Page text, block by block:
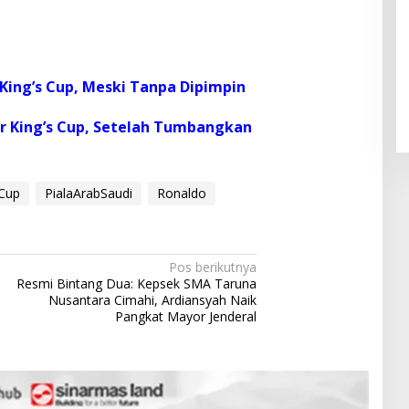
Cup, Meski Tanpa Dipimpin
Cup, Setelah Tumbangkan
PialaArabSaudi
Ronaldo
Pos berikutnya
Resmi Bintang Dua: Kepsek SMA Taruna
Nusantara Cimahi, Ardiansyah Naik
Pangkat Mayor Jenderal
Di Daerah, Nasional
09:13 WIB